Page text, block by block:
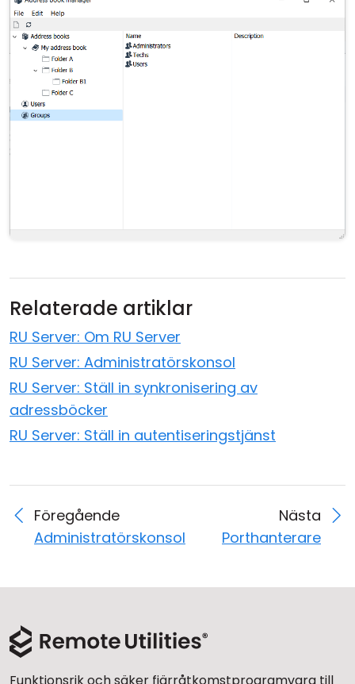
Relaterade artiklar
RU Server: Om RU Server
RU Server: Administratörskonsol
RU Server: Ställ in synkronisering av
adressböcker
RU Server: Ställ in autentiseringstjänst
Föregående
Administratörskonsol
Nästa
Porthanterare